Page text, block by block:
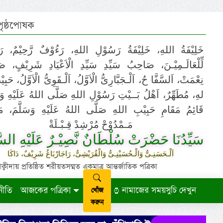
خَلِيْفَةُ اللهِ، خَلِيْفَةُ رَسُوْلِ اللهِ، رَءُوْفٌ رَّحِيْمٌ،
لِّلْعَالَـمِيْـنَ، صَاحِبُ سَيِّدِ سَيِّدِ الْاَعْيَادِ شَرِيْفٍ،
نِعْمَتْ، اَلسَّفَّا حُ، اَلْـجَبَّارِىُّ الْاَوَّلُ، اَلْـقَوِىُّ الْاَوَّلُ،
لهِ، مُطَهِّرٌ، اَهْلُ بَــيْتِ رَسُوْلِ اللهِ صَلَّى اللهُ عَلَيْهِ
قَائِمُ مَقَامِ حَبِيْبِ اللهِ صَلَّى اللهُ عَلَيْهِ وَسَلَّمَ،
مَـمْدُوْحْ مُرْشِدْ قِـبْـلَةْ
سَيِّدُنَا حَضْرَتْ سُلْطَانٌ نَّصِيْـرٌ عَلَيْهِ
اَلْـحَسَنِـىُّ وَالْـحُسَيْنِـىُّ وَالْقُرَيْشِىُّ، رَاجَارْبَاغُ شَرِيْفٌ، دَاكَا
প্রতিষ্ঠিত শরীয়তসম্মত একমাত্র আন্তর্জাতিক পত্রিকা
আজকের পত্রিকা
খোঁজ
করুন
নামাজের সময়সুচি দেখুন